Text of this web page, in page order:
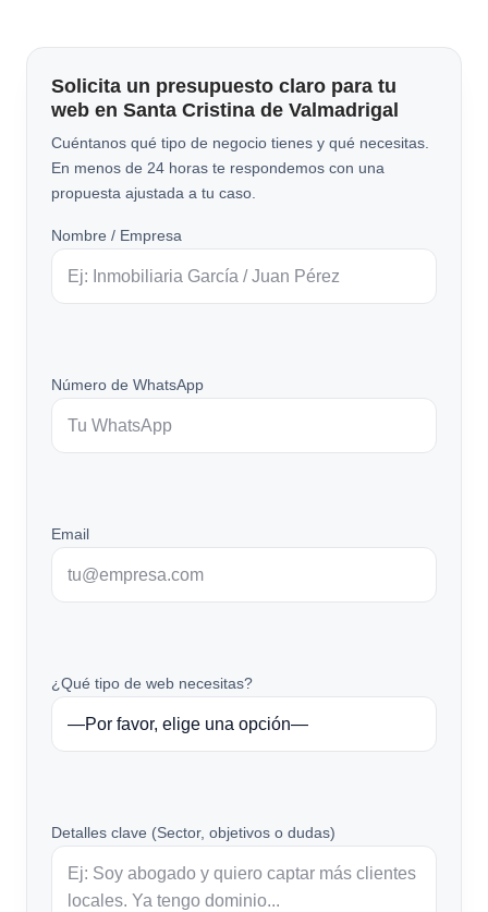
Solicita un presupuesto claro para tu
web en Santa Cristina de Valmadrigal
Cuéntanos qué tipo de negocio tienes y qué necesitas.
En menos de 24 horas te respondemos con una
propuesta ajustada a tu caso.
Nombre / Empresa
Número de WhatsApp
Email
¿Qué tipo de web necesitas?
Detalles clave (Sector, objetivos o dudas)